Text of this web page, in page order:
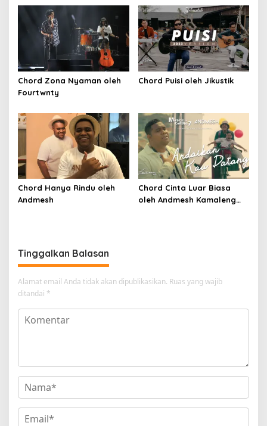
Chord Zona Nyaman oleh
Fourtwnty
Chord Puisi oleh Jikustik
Chord Hanya Rindu oleh
Andmesh
Chord Cinta Luar Biasa
oleh Andmesh Kamaleng
Tinggalkan Balasan
Alamat email Anda tidak akan dipublikasikan. Ruas yang wajib
ditandai *